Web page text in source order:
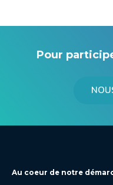
Pour
Au coeur de notre